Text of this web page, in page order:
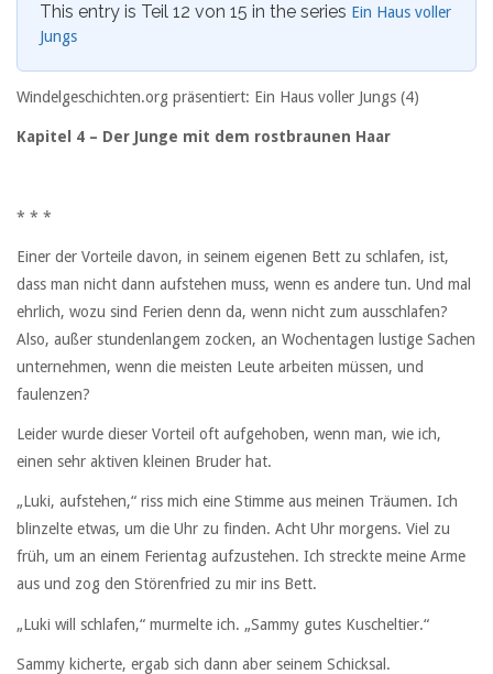
This entry is Teil 12 von 15 in the series Ein Haus voller
Jungs
Windelgeschichten.org präsentiert: Ein Haus voller Jungs (4)
Kapitel 4 – Der Junge mit dem rostbraunen Haar
* * *
Einer der Vorteile davon, in seinem eigenen Bett zu schlafen, ist,
dass man nicht dann aufstehen muss, wenn es andere tun. Und mal
ehrlich, wozu sind Ferien denn da, wenn nicht zum ausschlafen?
Also, außer stundenlangem zocken, an Wochentagen lustige Sachen
unternehmen, wenn die meisten Leute arbeiten müssen, und
faulenzen?
Leider wurde dieser Vorteil oft aufgehoben, wenn man, wie ich,
einen sehr aktiven kleinen Bruder hat.
„Luki, aufstehen,“ riss mich eine Stimme aus meinen Träumen. Ich
blinzelte etwas, um die Uhr zu finden. Acht Uhr morgens. Viel zu
früh, um an einem Ferientag aufzustehen. Ich streckte meine Arme
aus und zog den Störenfried zu mir ins Bett.
„Luki will schlafen,“ murmelte ich. „Sammy gutes Kuscheltier.“
Sammy kicherte, ergab sich dann aber seinem Schicksal.